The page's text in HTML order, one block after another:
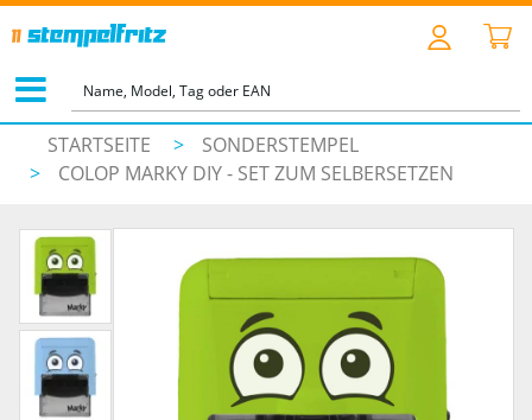
STARTSEITE >
SONDERSTEMPEL
>
COLOP MARKY DIY - SET ZUM SELBERSETZEN